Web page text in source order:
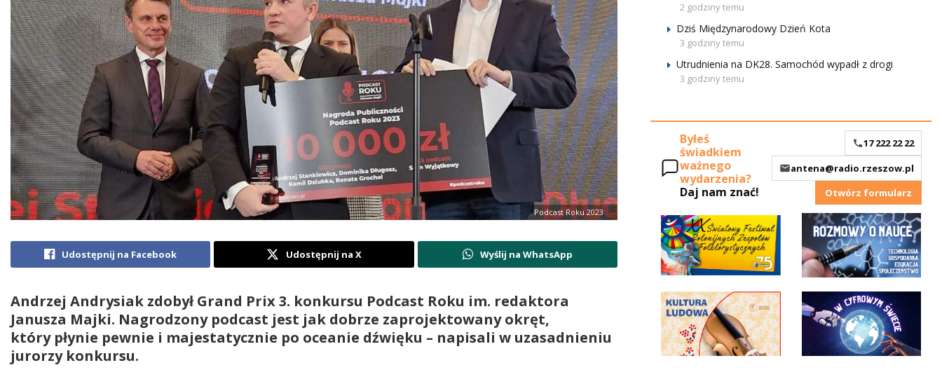
Podcast Roku 2023
Udostępnij na Facebook Udostępnij na X Wyślij na WhatsApp
Andrzej Andrysiak zdobył Grand Prix 3. konkursu Podcast Roku im. redaktora
Janusza Majki. Nagrodzony podcast jest jak dobrze zaprojektowany okręt,
który płynie pewnie i majestatycznie po oceanie dźwięku – napisali w uzasadnieniu
jurorzy konkursu.
2 godziny temu
Dziś Międzynarodowy Dzień Kota
3 godziny temu
Utrudnienia na DK28. Samochód wypadł z drogi
3 godziny temu
Byłeś
świadkiem
ważnego
wydarzenia?
Daj nam znać!
17 222 22 22
antena@radio.rzeszow.pl
Otwórz formularz